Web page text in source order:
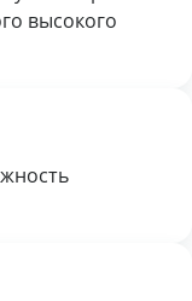
высокого